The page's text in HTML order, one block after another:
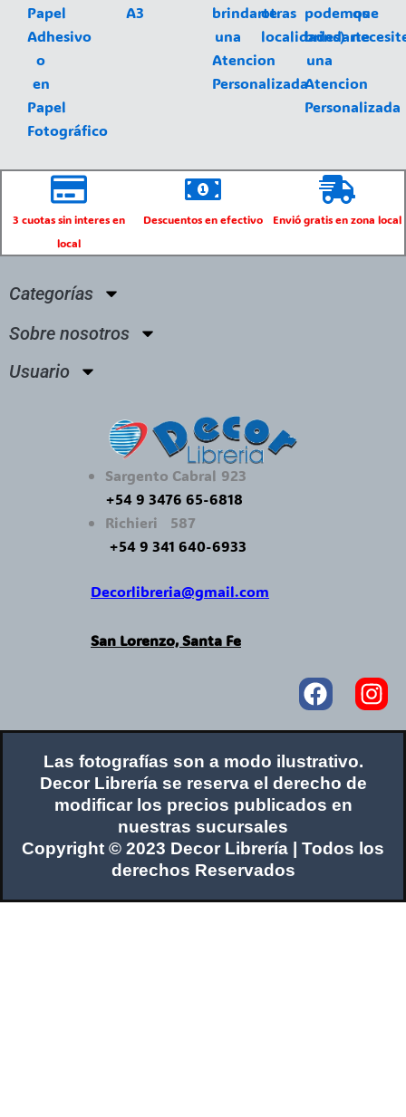
Papel
Adhesivo
o
en
Papel
Fotográfico
A3
brindarte
una
Atencion
Personalizada
otras
localidades)
podemos
brindarte
una
Atencion
Personalizada
que
3 cuotas sin interes en
local
Descuentos en efectivo Envió gratis en zona local
Categorías
Sobre nosotros
Usuario
Sargento Cabral 923
+54 9 3476 65-6818
Richieri 587
+54 9 341 640-6933
Decorlibreria@gmail.com
San Lorenzo, Santa Fe
Las fotografías son a modo ilustrativo.
Decor Librería se reserva el derecho de
modificar los precios publicados en
nuestras sucursales
Copyright © 2023 Decor Librería | Todos los
derechos Reservados